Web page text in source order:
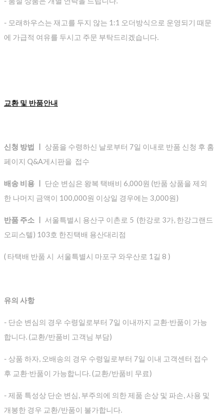
- 모래하우스는 재고를 두지 않는 1:1 오더방식으로 운영되기 때문
에 가급적 여유를 두시고 주문 부탁드리겠습니다.
교환 및 반품안내
신청 방법 ㅣ 상품을 수령하신 날로부터 7일 이내로 반품 신청 후 홈
페이지 Q&A게시판을 접수
배송 비용 ㅣ
단순 변심은 왕복 택배비 6,000원 (반품 상품을 제외
한 나머지 금액이 100,000원 이상일 경우에는 3,000원)
반품 주소 ㅣ 서울특별시 용산구 이촌로 5 (한강로 3가, 한강그랜드
오피스텔) 103호 한진택배 용산대리점
( 타택배 반품 시 서울특별시 마포구 와우산로 1길 8 )
유의 사항
- 단순 변심의 경우 수령일로부터 7일 이내까지 교환∙반품이 가능
합니다. (교환/반품비 고객님 부담)
- 상품 하자, 오배송의 경우 수령일로부터 7일 이내 고객센터 접수
후 교환∙반품이 가능합니다. (교환/반품비 무료)
- 제품 특성상 단순 변심, 부주의에 의한 제품 손상 및 파손, 사용 및
개봉한 경우 교환/반품이 불가합니다.